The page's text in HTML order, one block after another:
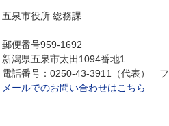
五泉市役所 総務課
郵便番号959-1692
新潟県五泉市太田1094番地1
電話番号：0250-43-3911（代表）
メールでのお問い合わせはこちら